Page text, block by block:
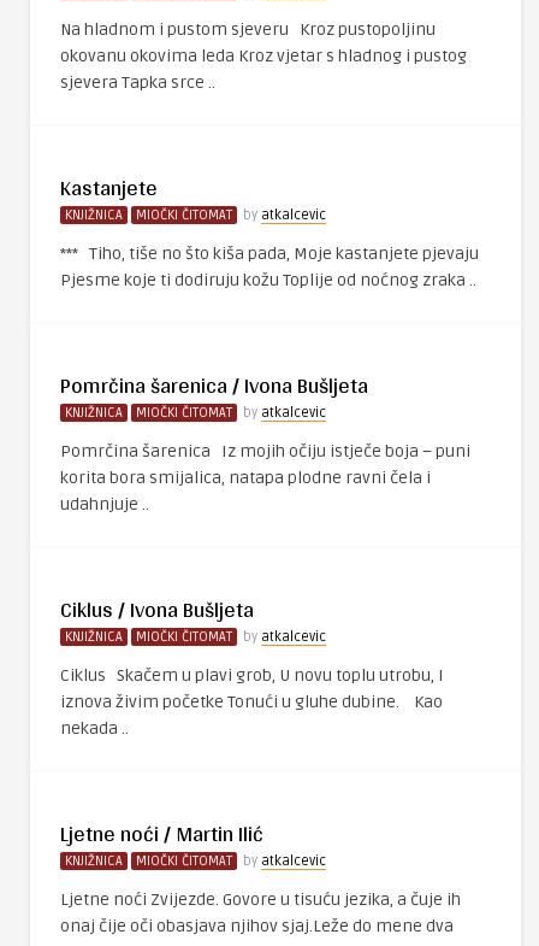
Na hladnom i pustom sjeveru Kroz pustopoljinu
okovanu okovima leda Kroz vjetar s hladnog i pustog
sjevera Tapka srce ..
Kastanjete
KNJIŽNICA MIOČKI ČITOMAT by atkalcevic
*** Tiho, tiše no što kiša pada, Moje kastanjete pjevaju
Pjesme koje ti dodiruju kožu Toplije od noćnog zraka ..
Pomrčina šarenica / Ivona Bušljeta
KNJIŽNICA MIOČKI ČITOMAT by atkalcevic
Pomrčina šarenica Iz mojih očiju istječe boja – puni
korita bora smijalica, natapa plodne ravni čela i
udahnjuje ..
Ciklus / Ivona Bušljeta
KNJIŽNICA MIOČKI ČITOMAT by atkalcevic
Ciklus Skačem u plavi grob, U novu toplu utrobu, I
iznova živim početke Tonući u gluhe dubine. Kao
nekada ..
Ljetne noći / Martin Ilić
KNJIŽNICA MIOČKI ČITOMAT by atkalcevic
Ljetne noći Zvijezde. Govore u tisuću jezika, a čuje ih
onaj čije oči obasjava njihov sjaj.Leže do mene dva